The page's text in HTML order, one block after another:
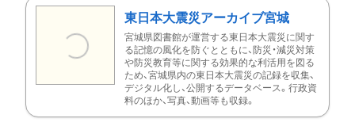
東日本大震災アーカイブ宮城
宮城県図書館が運営する東日本大震災に関す
る記憶の風化を防ぐとともに、防災・減災対策
や防災教育等に関する効果的な利活用を図る
ため、宮城県内の東日本大震災の記録を収集、
デジタル化し、公開するデータベース。行政資
料のほか、写真、動画等も収録。